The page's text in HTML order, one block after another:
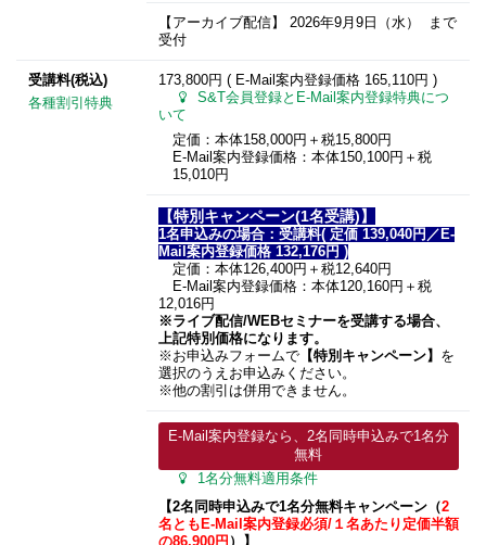
【アーカイブ配信】 2026年9月9日
（水） まで
受付
受講料(税込)
各種割引特典
173,800円 ( E-Mail案内登録価格 165,110円 )
S&T会員登録とE-Mail案内登録特典につ
いて
定価：本体158,000円＋税15,800円
E-Mail案内登録価格：本体150,100円＋税
15,010円
【特別キャンペーン(1名受講)】
1名申込みの場合：受講料( 定価 139,040円／E-
Mail案内登録価格 132,176円 )
定価：本体126,400円＋税12,640円
E-Mail案内登録価格：本体120,160円＋税
12,016円
※ライブ配信/WEBセミナーを受講する場合、
上記特別価格になります。
※お申込みフォームで【特別キャンペーン】
を
選択のうえお申込みください。
※他の割引は併用できません。
E-Mail案内登録なら、2名同時申込みで1名分
無料
1名分無料適用条件
【2名同時申込みで1名分無料キャンペーン（2
名ともE-Mail案内登録必須/１名あたり定価半額
の86,900円 ）】